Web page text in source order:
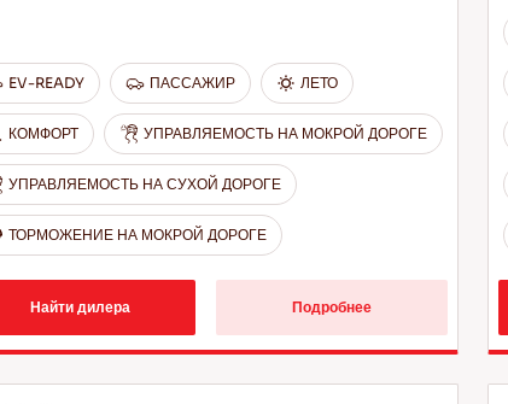
EV-READY ПАССАЖИР ЛЕТО
КОМФОРТ УПРАВЛЯЕМОСТЬ НА МОКРОЙ ДОРОГЕ
УПРАВЛЯЕМОСТЬ НА СУХОЙ ДОРОГЕ
ТОРМОЖЕНИЕ НА МОКРОЙ ДОРОГЕ
Найти дилера Подробнее